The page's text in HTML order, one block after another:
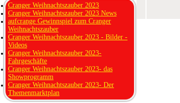
Cranger Weihnachtszauber 2023
Cranger Weihnachtszauber 2023 News
aufcrange Gewinnspiel zum Cranger
Weihnachtszauber
Cranger Weihnachtszauber 2023 - Bilder -
Videos
Cranger Weihnachtszauber 2023-
Fahrgeschäfte
Cranger Weihnachtszauber 2023- das
Showprogramm
Cranger Weihnachtszauber 2023- Der
Themenmarktplan